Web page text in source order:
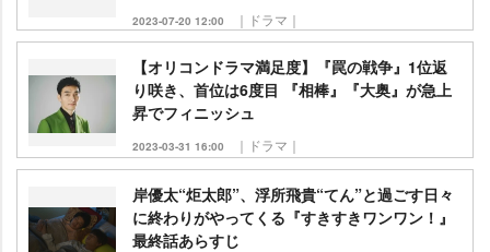
2023-07-20 12:00 ｜ドラマ｜
【オリコンドラマ満足度】『罠の戦争』1位返
り咲き、首位は6度目 『相棒』『大奥』が急上
昇でフィニッシュ
2023-03-31 16:00 ｜ドラマ｜
岸優太“炬太郎”、浮所飛貴“てん”と過ごす日々
に終わりがやってくる『すきすきワンワン！』
最終話あらすじ